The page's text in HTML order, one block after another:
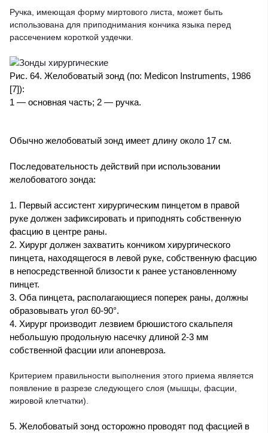
Ручка, имеющая форму миртового листа, может быть
использована для приподнимания кончика языка перед
рассечением короткой уздечки.
Рис. 64. Желобоватый зонд (по: Medicon Instruments, 1986
[7]):
1 — основная часть; 2 — ручка.
Обычно желобоватый зонд имеет длину около 17 см.
Последовательность действий при использовании
желобоватого зонда:
1. Первый ассистент хирургическим пинцетом в правой
руке должен зафиксировать и приподнять собственную
фасцию в центре раны.
2. Хирург должен захватить кончиком хирургического
пинцета, находящегося в левой руке, собственную фасцию
в непосредственной близости к ранее установленному
пинцет.
3. Оба пинцета, располагающиеся поперек раны, должны
образовывать угол 60-90°.
4. Хирург производит лезвием брюшистого скальпеля
небольшую продольную насечку длиной 2-3 мм
собственной фасции или апоневроза.
Критерием правильности выполнения этого приема является
появление в разрезе следующего слоя (мышцы, фасции,
жировой клетчатки).
5. Желобоватый зонд осторожно проводят под фасцией в